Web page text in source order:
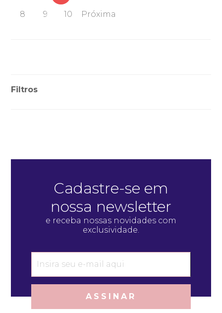
8 9 10 Próxima
Filtros
Cadastre-se em
nossa newsletter
e receba nossas novidades com
exclusividade.
ASSINAR